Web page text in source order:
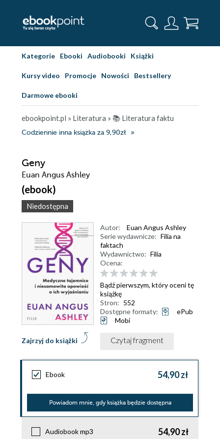
Kategorie Ebooki Audiobooki Książki
Kursy video Promocje Nowości Bestsellery
Darmowe ebooki
ebookpoint.pl » Literatura » 📚 Literatura faktu
Codziennie inna książka za 9,90zł
Geny
Euan Angus Ashley
(ebook)
Niedostępna
Zajrzyj do książki
Autor:
Euan Angus Ashley
Serie wydawnicze: Filia na
faktach
Wydawnictwo: Filia
Ocena:
Bądź pierwszym, który oceni tę
książkę
Stron: 552
Dostępne formaty:
ePub
Mobi
Czytaj fragment
Ebook 54,90 zł
Powiadom mnie, gdy książka będzie dostępna
Audiobook mp3 54,90 zł